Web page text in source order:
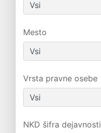
Mesto
Vrsta pravne osebe
NKD šifra dejavnosti